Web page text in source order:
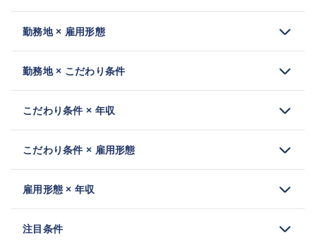
勤務地 × 雇用形態
勤務地 × こだわり条件
こだわり条件 × 年収
こだわり条件 × 雇用形態
雇用形態 × 年収
注目条件